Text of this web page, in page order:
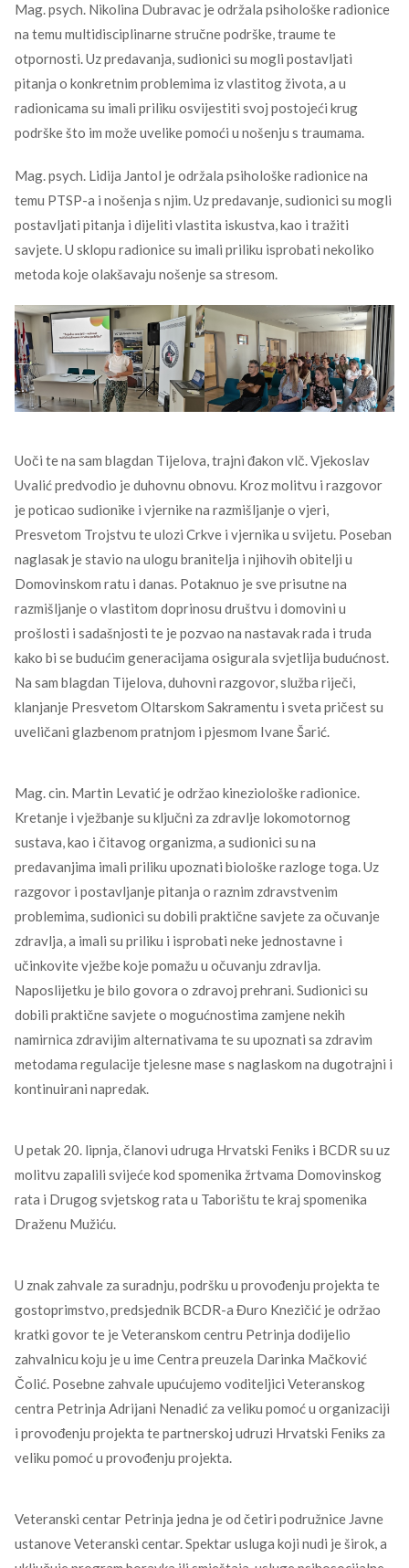
Mag. psych. Nikolina Dubravac je održala psihološke radionice
na temu multidisciplinarne stručne podrške, traume te
otpornosti. Uz predavanja, sudionici su mogli postavljati
pitanja o konkretnim problemima iz vlastitog života, a u
radionicama su imali priliku osvijestiti svoj postojeći krug
podrške što im može uvelike pomoći u nošenju s traumama.
Mag. psych. Lidija Jantol je održala psihološke radionice na
temu PTSP-a i nošenja s njim. Uz predavanje, sudionici su mogli
postavljati pitanja i dijeliti vlastita iskustva, kao i tražiti
savjete. U sklopu radionice su imali priliku isprobati nekoliko
metoda koje olakšavaju nošenje sa stresom.
Uoči te na sam blagdan Tijelova, trajni đakon vlč. Vjekoslav
Uvalić predvodio je duhovnu obnovu. Kroz molitvu i razgovor
je poticao sudionike i vjernike na razmišljanje o vjeri,
Presvetom Trojstvu te ulozi Crkve i vjernika u svijetu. Poseban
naglasak je stavio na ulogu branitelja i njihovih obitelji u
Domovinskom ratu i danas. Potaknuo je sve prisutne na
razmišljanje o vlastitom doprinosu društvu i domovini u
prošlosti i sadašnjosti te je pozvao na nastavak rada i truda
kako bi se budućim generacijama osigurala svjetlija budućnost.
Na sam blagdan Tijelova, duhovni razgovor, služba riječi,
klanjanje Presvetom Oltarskom Sakramentu i sveta pričest su
uveličani glazbenom pratnjom i pjesmom Ivane Šarić.
Mag. cin. Martin Levatić je održao kineziološke radionice.
Kretanje i vježbanje su ključni za zdravlje lokomotornog
sustava, kao i čitavog organizma, a sudionici su na
predavanjima imali priliku upoznati biološke razloge toga. Uz
razgovor i postavljanje pitanja o raznim zdravstvenim
problemima, sudionici su dobili praktične savjete za očuvanje
zdravlja, a imali su priliku i isprobati neke jednostavne i
učinkovite vježbe koje pomažu u očuvanju zdravlja.
Naposlijetku je bilo govora o zdravoj prehrani. Sudionici su
dobili praktične savjete o mogućnostima zamjene nekih
namirnica zdravijim alternativama te su upoznati sa zdravim
metodama regulacije tjelesne mase s naglaskom na dugotrajni i
kontinuirani napredak.
U petak 20. lipnja, članovi udruga Hrvatski Feniks i BCDR su uz
molitvu zapalili svijeće kod spomenika žrtvama Domovinskog
rata i Drugog svjetskog rata u Taborištu te kraj spomenika
Draženu Mužiću.
U znak zahvale za suradnju, podršku u provođenju projekta te
gostoprimstvo, predsjednik BCDR-a Đuro Knezičić je održao
kratki govor te je Veteranskom centru Petrinja dodijelio
zahvalnicu koju je u ime Centra preuzela Darinka Mačković
Čolić. Posebne zahvale upućujemo voditeljici Veteranskog
centra Petrinja Adrijani Nenadić za veliku pomoć u organizaciji
i provođenju projekta te partnerskoj udruzi Hrvatski Feniks za
veliku pomoć u provođenju projekta.
Veteranski centar Petrinja jedna je od četiri podružnice Javne
ustanove Veteranski centar. Spektar usluga koji nudi je širok, a